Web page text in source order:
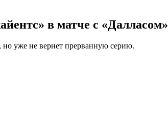
в матче с «Далласом»
но уже не вернет прерванную серию.